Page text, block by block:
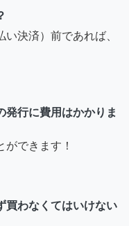
す 詳細宜
ます
決済）前であれば、
発行に費用はかかりま
できます！
買わなくてはいけない